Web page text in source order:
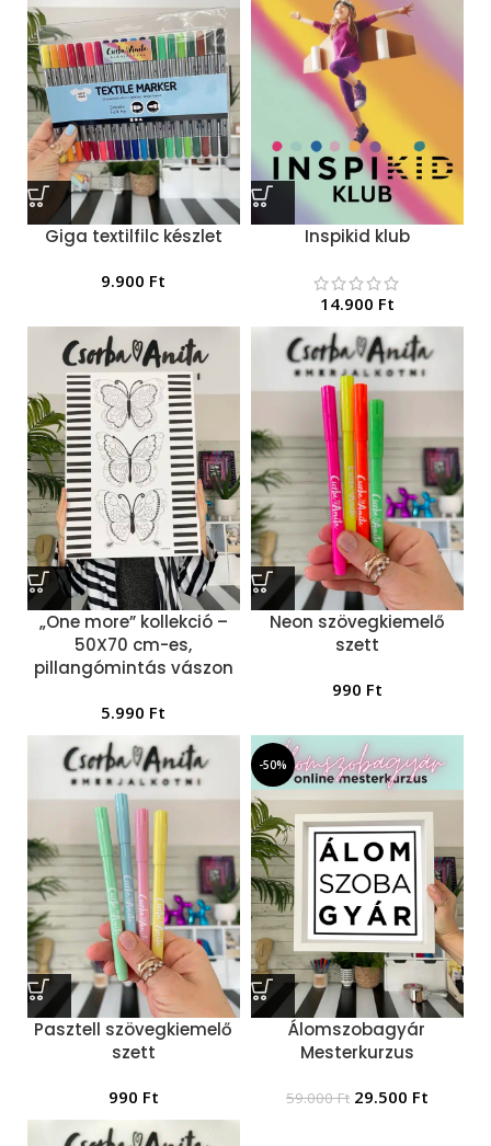
Giga textilfilc készlet
9.900 Ft
Inspikid klub
14.900 Ft
„One more” kollekció –
50X70 cm-es,
pillangómintás vászon
5.990 Ft
Neon szövegkiemelő
szett
990 Ft
Pasztell szövegkiemelő
szett
990 Ft
-50%
Álomszobagyár
Mesterkurzus
59.000Ft 29.500 Ft